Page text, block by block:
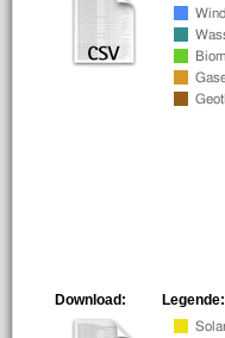
Legende:
Download: